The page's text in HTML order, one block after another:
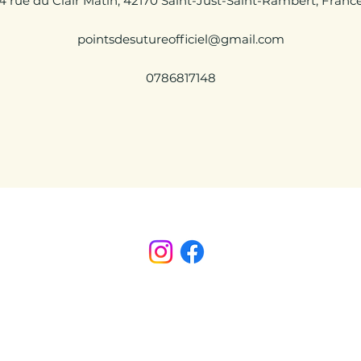
pointsdesutureofficiel@gmail.com
0786817148